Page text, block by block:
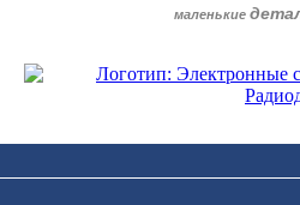
маленькие